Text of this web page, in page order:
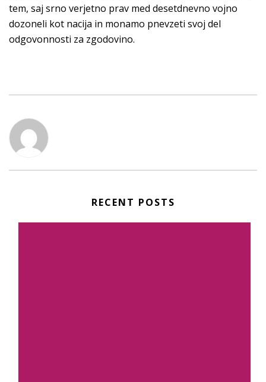
tem, saj srno verjetno prav med desetdnevno vojno
dozoneli kot nacija in monamo pnevzeti svoj del
odgovonnosti za zgodovino.
RECENT POSTS